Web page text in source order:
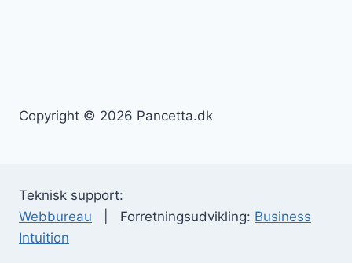
Copyright © 2026 Pancetta.dk
Teknisk support:
Webbureau | Forretningsudvikling: Business
Intuition